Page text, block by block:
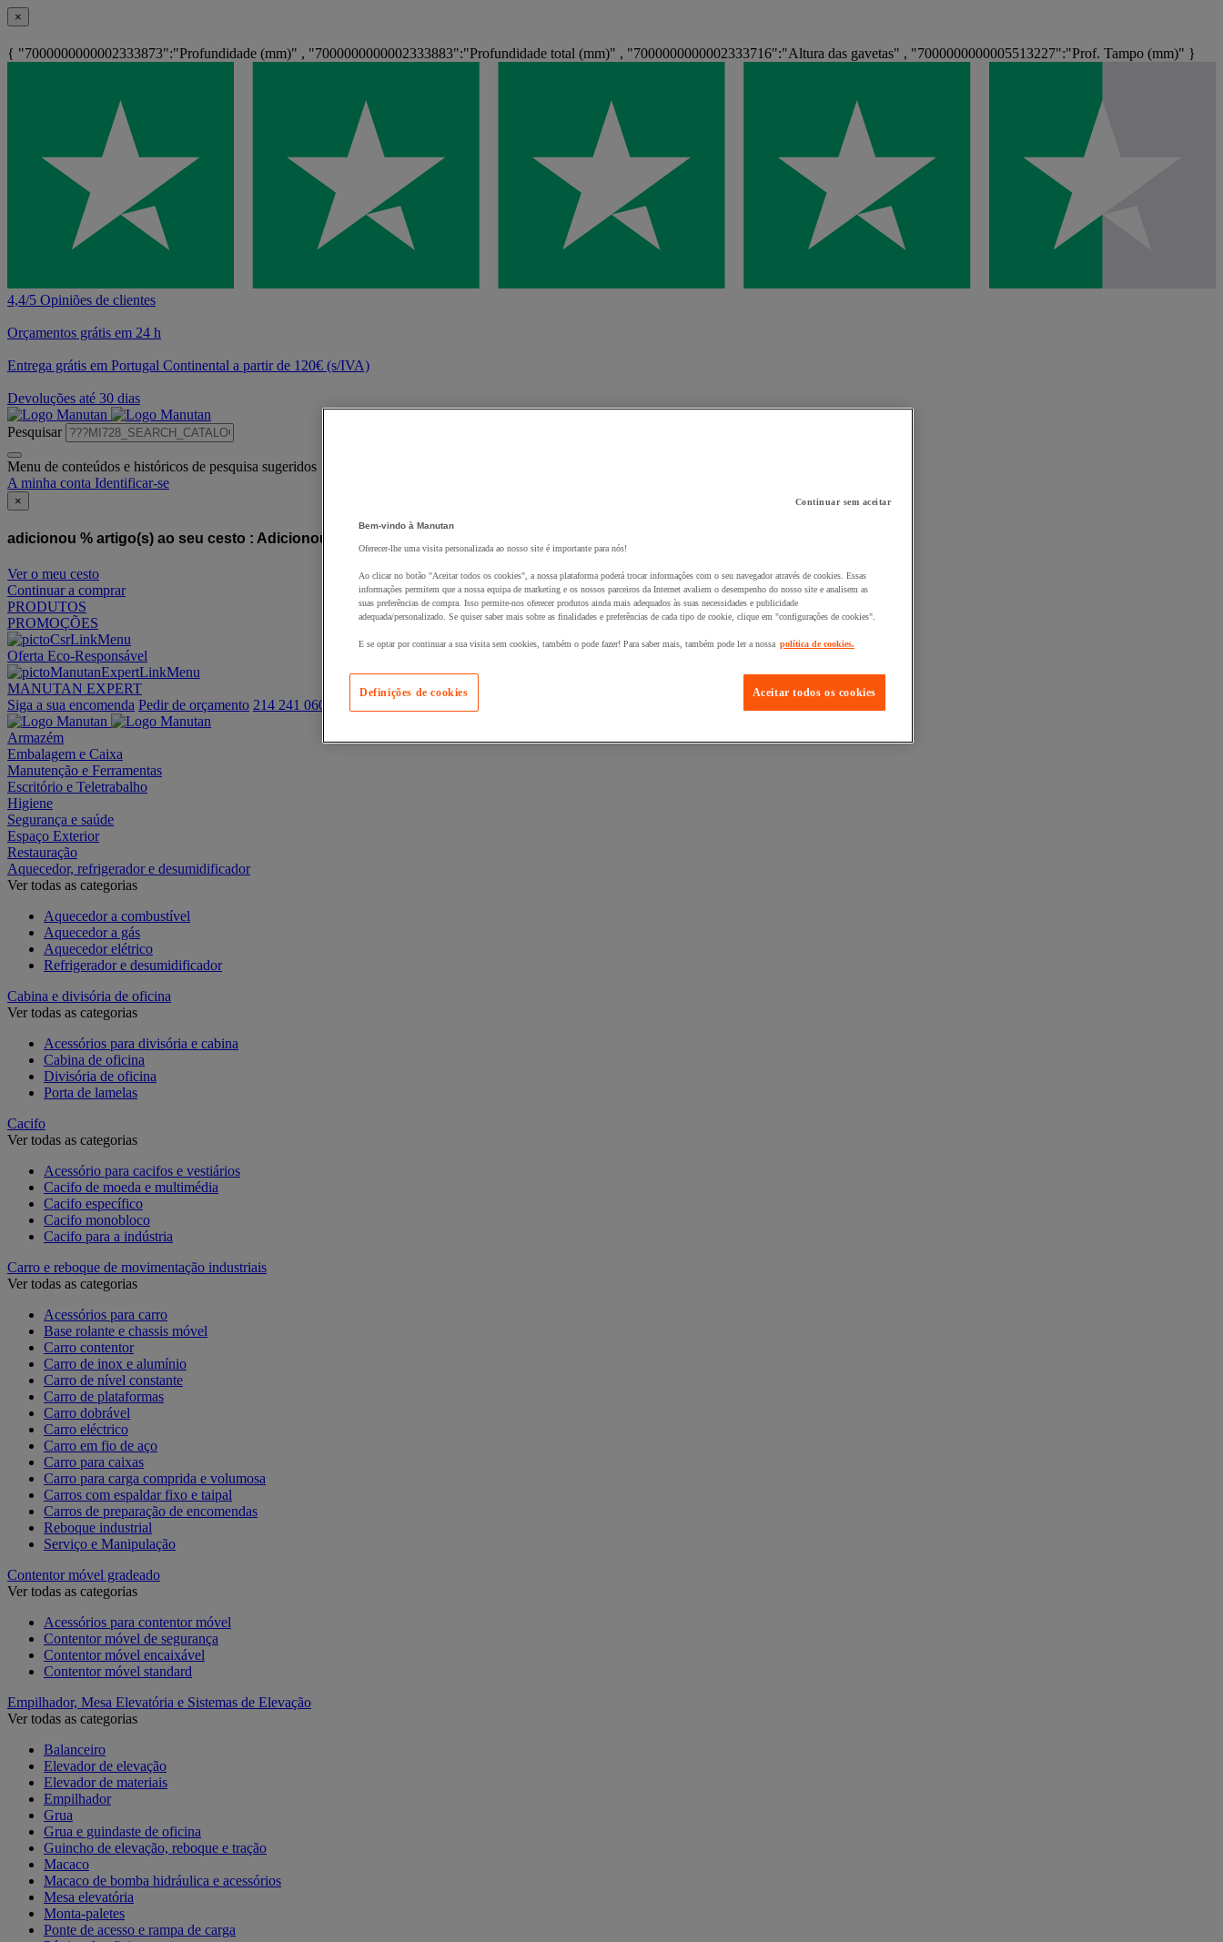
×
{ "7000000000002333873":"Profundidade (mm)" , "7000000000002333883":"Profundidade total (mm)" , "7000000000002333716":"Altura das gavetas" , "7000000000005513227":"Prof. Tampo (mm)" }
4,4/5 Opiniões de clientes
Orçamentos grátis em 24 h
Entrega grátis em Portugal Continental a partir de 120€ (s/IVA)
Devoluções até 30 dias
Pesquisar
Menu de conteúdos e históricos de pesquisa sugeridos
A minha conta Identificar-se
×
adicionou % artigo(s) ao seu cesto : Adicionou este artigo ao seu cesto :
Ver o meu cesto
Continuar a comprar
PRODUTOS
PROMOÇÕES
Oferta Eco-Responsável
MANUTAN EXPERT
Siga a sua encomenda Pedir de orçamento 214 241 060
Armazém
Embalagem e Caixa
Manutenção e Ferramentas
Escritório e Teletrabalho
Higiene
Segurança e saúde
Espaço Exterior
Restauração
Aquecedor, refrigerador e desumidificador
Ver todas as categorias
Aquecedor a combustível
Aquecedor a gás
Aquecedor elétrico
Refrigerador e desumidificador
Cabina e divisória de oficina
Ver todas as categorias
Acessórios para divisória e cabina
Cabina de oficina
Divisória de oficina
Porta de lamelas
Cacifo
Ver todas as categorias
Acessório para cacifos e vestiários
Cacifo de moeda e multimédia
Cacifo específico
Cacifo monobloco
Cacifo para a indústria
Carro e reboque de movimentação industriais
Ver todas as categorias
Acessórios para carro
Base rolante e chassis móvel
Carro contentor
Carro de inox e alumínio
Carro de nível constante
Carro de plataformas
Carro dobrável
Carro eléctrico
Carro em fio de aço
Carro para caixas
Carro para carga comprida e volumosa
Carros com espaldar fixo e taipal
Carros de preparação de encomendas
Reboque industrial
Serviço e Manipulação
Contentor móvel gradeado
Ver todas as categorias
Acessórios para contentor móvel
Contentor móvel de segurança
Contentor móvel encaixável
Contentor móvel standard
Empilhador, Mesa Elevatória e Sistemas de Elevação
Ver todas as categorias
Balanceiro
Elevador de elevação
Elevador de materiais
Empilhador
Grua
Grua e guindaste de oficina
Guincho de elevação, reboque e tração
Macaco
Macaco de bomba hidráulica e acessórios
Mesa elevatória
Monta-paletes
Ponte de acesso e rampa de carga
Continuar sem aceitar
Bem-vindo à Manutan
Oferecer-lhe uma visita personalizada ao nosso site é importante para nós!
Ao clicar no botão "Aceitar todos os cookies", a nossa plataforma poderá trocar informações com o seu navegador através de cookies. Essas
informações permitem que a nossa equipa de marketing e os nossos parceiros da Internet avaliem o desempenho do nosso site e analisem as
suas preferências de compra. Isso permite-nos oferecer produtos ainda mais adequados às suas necessidades e publicidade
adequada/personalizado. Se quiser saber mais sobre as finalidades e preferências de cada tipo de cookie, clique em "configurações de cookies".
E se optar por continuar a sua visita sem cookies, também o pode fazer! Para saber mais, também pode ler a nossa política de cookies.
Aceitar todos os cookies
Definições de cookies